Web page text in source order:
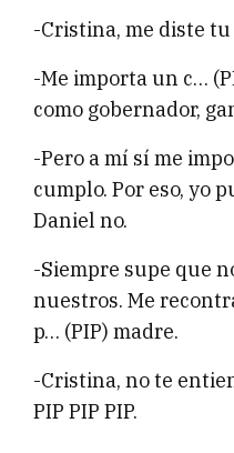
-Cristina, me diste
-Me importa un c…
como gobernador,
-Pero a mí sí me
cumplo. Por eso, yo
Daniel no.
-Siempre supe que
nuestros. Me
p… (PIP) madre.
-Cristina, no te
PIP PIP PIP.